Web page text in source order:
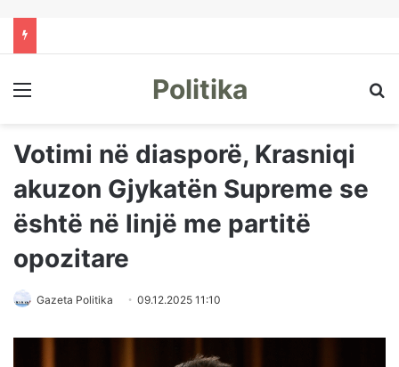
Menu Politika
Votimi në diasporë, Krasniqi
akuzon Gjykatën Supreme se
është në linjë me partitë
opozitare
Gazeta Politika 09.12.2025 11:10